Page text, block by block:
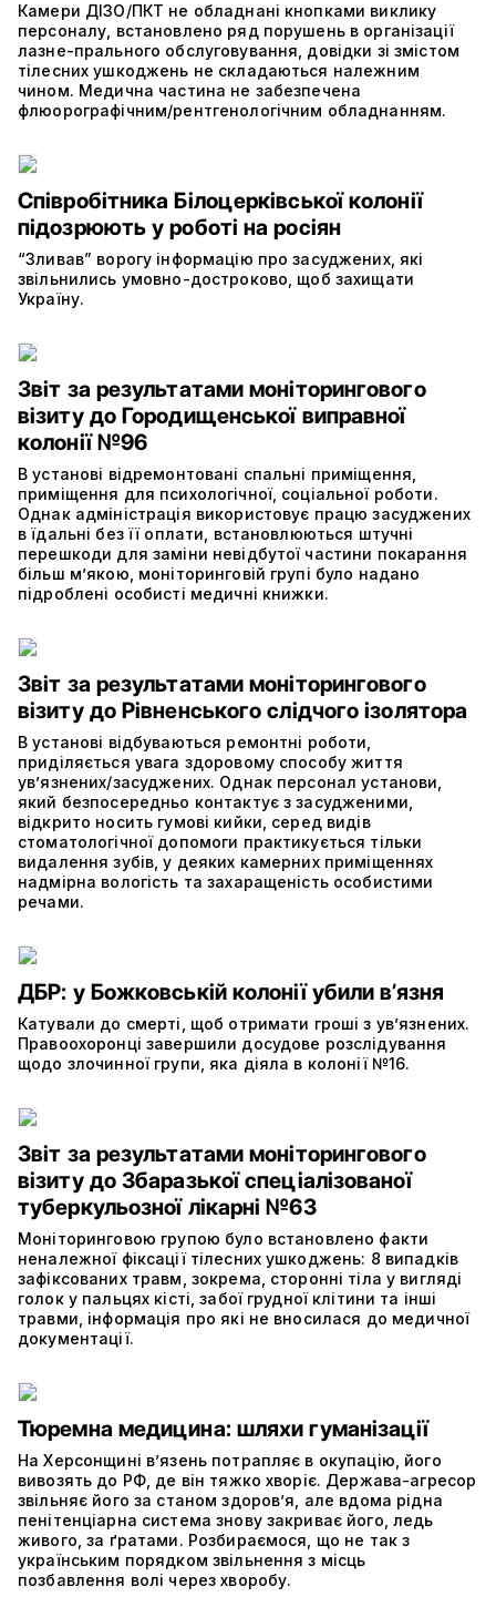
Камери ДІЗО/ПКТ не обладнані кнопками виклику
персоналу, встановлено ряд порушень в організації
лазне-прального обслуговування, довідки зі змістом
тілесних ушкоджень не складаються належним
чином. Медична частина не забезпечена
флюорографічним/рентгенологічним обладнанням.
Співробітника Білоцерківської колонії
підозрюють у роботі на росіян
“Зливав” ворогу інформацію про засуджених, які
звільнились умовно-достроково, щоб захищати
Україну.
Звіт за результатами моніторингового
візиту до Городищенської виправної
колонії №96
В установі відремонтовані спальні приміщення,
приміщення для психологічної, соціальної роботи.
Однак адміністрація використовує працю засуджених
в їдальні без її оплати, встановлюються штучні
перешкоди для заміни невідбутої частини покарання
більш м’якою, моніторинговій групі було надано
підроблені особисті медичні книжки.
Звіт за результатами моніторингового
візиту до Рівненського слідчого ізолятора
В установі відбуваються ремонтні роботи,
приділяється увага здоровому способу життя
ув’язнених/засуджених. Однак персонал установи,
який безпосередньо контактує з засудженими,
відкрито носить гумові кийки, серед видів
стоматологічної допомоги практикується тільки
видалення зубів, у деяких камерних приміщеннях
надмірна вологість та захаращеність особистими
речами.
ДБР: у Божковській колонії убили в’язня
Катували до смерті, щоб отримати гроші з ув’язнених.
Правоохоронці завершили досудове розслідування
щодо злочинної групи, яка діяла в колонії №16.
Звіт за результатами моніторингового
візиту до Збаразької спеціалізованої
туберкульозної лікарні №63
Моніторинговою групою було встановлено факти
неналежної фіксації тілесних ушкоджень: 8 випадків
зафіксованих травм, зокрема, сторонні тіла у вигляді
голок у пальцях кісті, забої грудної клітини та інші
травми, інформація про які не вносилася до медичної
документації.
Тюремна медицина: шляхи гуманізації
На Херсонщині в’язень потрапляє в окупацію, його
вивозять до РФ, де він тяжко хворіє. Держава-агресор
звільняє його за станом здоров’я, але вдома рідна
пенітенціарна система знову закриває його, ледь
живого, за ґратами. Розбираємося, що не так з
українським порядком звільнення з місць
позбавлення волі через хворобу.